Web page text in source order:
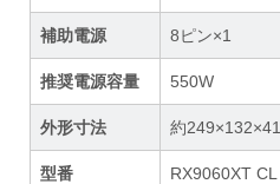
補助電源 8ピン×1
推奨電源容量 550W
外形寸法 約
型番 RX9060XT